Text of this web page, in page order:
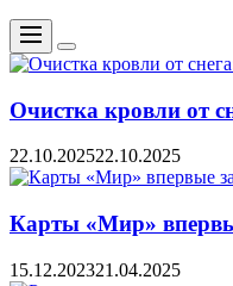
Меню
Цвет
переключателя
Очистка кровли от
22.10.202522.10.2025
Карты «Мир»
15.12.202321.04.2025